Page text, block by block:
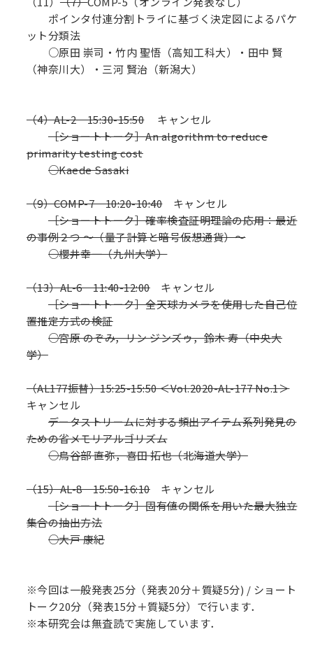
ポインタ付連分割トライに基づく決定図によるパケ
ット分類法
○原田 崇司・竹内 聖悟（高知工科大）・田中 賢
（神奈川大）・三河 賢治（新潟大）
（4）AL-2 15:30-15:50キャンセル
［ショートトーク］An algorithm to reduce
primarity testing cost
○Kaede Sasaki
（9）COMP-7 10:20-10:40キャンセル
［ショートトーク］確率検査証明理論の応用：最近
の事例２つ ～（量子計算と暗号仮想通貨）～
○櫻井幸一（九州大学）
（13）AL-6 11:40-12:00キャンセル
［ショートトーク］全天球カメラを使用した自己位
置推定方式の検証
○宮原 のぞみ，リン ジンズゥ，鈴木 寿（中央大
学）
（AL177振替）15:25-15:50 ＜Vol.2020-AL-177 No.1＞
キャンセル
データストリームに対する頻出アイテム系列発見の
ための省メモリアルゴリズム
○鳥谷部 直弥，喜田 拓也（北海道大学）
（15）AL-8 15:50-16:10キャンセル
［ショートトーク］固有値の関係を用いた最大独立
集合の抽出方法
○大戸 康紀
※今回は一般発表25分（発表20分＋質疑5分) / ショート
トーク20分（発表15分＋質疑5分）で行います．
※本研究会は無査読で実施しています．